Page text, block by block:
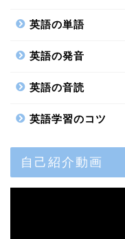
英語の単語
英語の発音
英語の音読
英語学習のコツ
自己紹介動画